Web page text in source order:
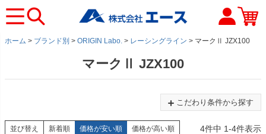
ホーム ブランド別 ORIGIN Labo. レーシングライン マークⅡ JZX100
マークⅡ JZX100
こだわり条件から探す
並び替え 新着順 価格が安い順 価格が高い順 4件中 1-4件表示